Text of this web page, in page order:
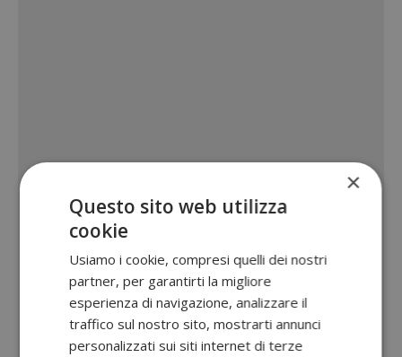
×
Questo sito web utilizza
cookie
Usiamo i cookie, compresi quelli dei nostri
partner, per garantirti la migliore
esperienza di navigazione, analizzare il
traffico sul nostro sito, mostrarti annunci
personalizzati sui siti internet di terze